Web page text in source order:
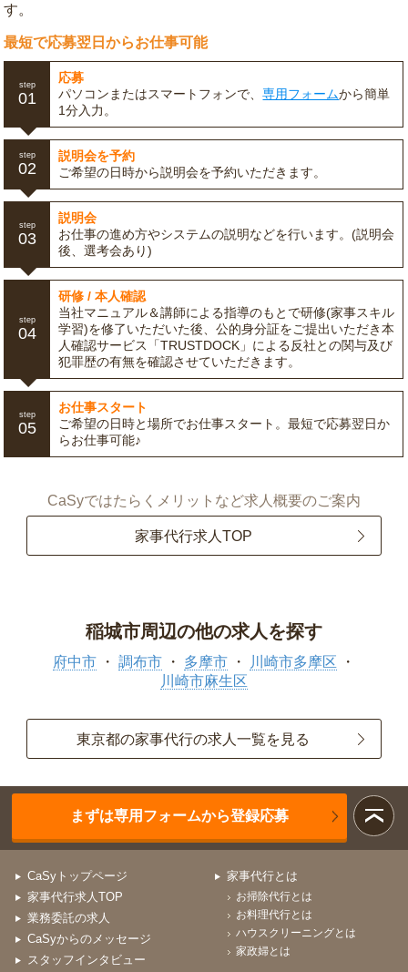
す。
最短で応募翌日からお仕事可能
step
01
応募
パソコンまたはスマートフォンで、専用フォームから簡単
1分入力。
step
02
説明会を予約
ご希望の日時から説明会を予約いただきます。
step
03
説明会
お仕事の進め方やシステムの説明などを行います。(説明会
後、選考会あり)
step
04
研修 / 本人確認
当社マニュアル＆講師による指導のもとで研修(家事スキル
学習)を修了いただいた後、公的身分証をご提出いただき本
人確認サービス「TRUSTDOCK」による反社との関与及び
犯罪歴の有無を確認させていただきます。
step
05
お仕事スタート
ご希望の日時と場所でお仕事スタート。最短で応募翌日か
らお仕事可能♪
CaSyではたらくメリットなど求人概要のご案内
家事代行求人TOP
稲城市周辺の他の求人を探す
府中市 調布市 多摩市
川崎市多摩区
川崎市麻生区
東京都の家事代行の求人一覧を見る
まずは専用フォームから登録応募
CaSyトップページ
家事代行求人TOP
業務委託の求人
CaSyからのメッセージ
スタッフインタビュー
家事代行とは
お掃除代行とは
お料理代行とは
ハウスクリーニングとは
家政婦とは